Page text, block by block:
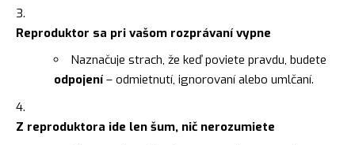
Reproduktor sa pri vašom rozprávaní vypne
Naznačuje strach, že keď poviete pravdu, budete
odpojení– odmietnutí, ignorovaní alebo umlčaní.
Z reproduktora ide len šum, nič nerozumiete